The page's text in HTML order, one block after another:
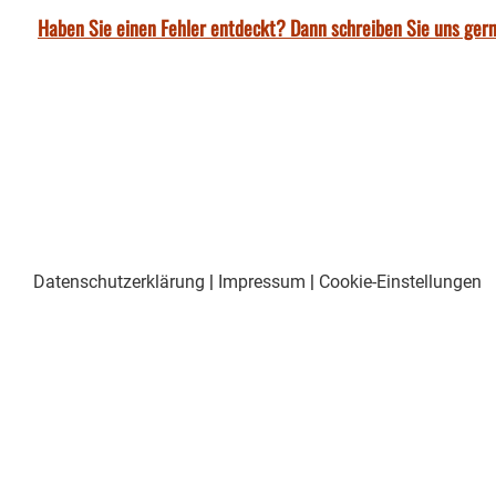
Haben Sie einen Fehler entdeckt? Dann schreiben Sie uns
Datenschutzerklärung | Impressum | Cookie-Einstellungen